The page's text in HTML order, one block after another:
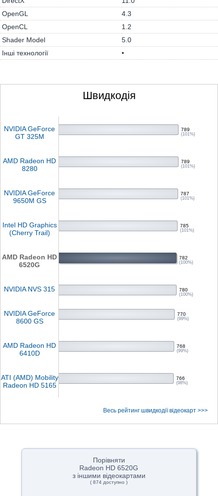
OpenGL
4.3
OpenCL
1.2
Shader Model
5.0
Інші технології
•
Швидкодія
NVIDIA GeForce
GT 325M
789
(101%)
AMD Radeon HD
8280
789
(101%)
NVIDIA GeForce
9650M GS
787
(101%)
Intel HD Graphics
(Cherry Trail)
785
(101%)
AMD Radeon HD
6520G
782
(100%)
NVIDIA NVS 315 780
(100%)
NVIDIA GeForce
8600 GS
770
(99%)
AMD Radeon HD
6410D
768
(99%)
ATI (AMD) Mobility
Radeon HD 5165
766
(98%)
Весь рейтинг швидкодії відеокарт >>>
Порівняти
Radeon HD 6520G
з іншими відеокартами
( 874 доступно )